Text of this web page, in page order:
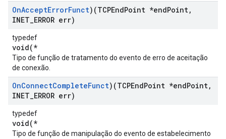
OnAcceptErrorFunct)(TCPEndPoint *endPoint,
INET ERROR err)
typedef
void(*
Tipo de função de tratamento do evento de erro de aceitação
de conexão.
OnConnectCompleteFunct)(TCPEndPoint *endPoint,
INET ERROR err)
typedef
void(*
Tipo de função de manipulação do evento de estabelecimento